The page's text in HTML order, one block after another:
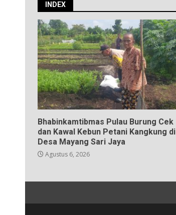
INDEX
Bhabinkamtibmas Pulau Burung Cek
dan Kawal Kebun Petani Kangkung di
Desa Mayang Sari Jaya
Agustus 6, 2026